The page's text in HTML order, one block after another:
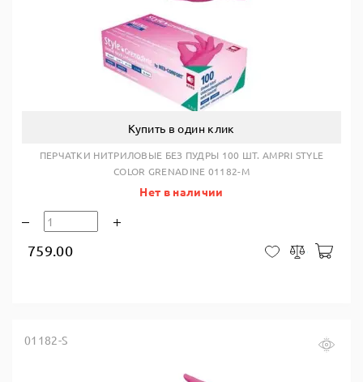
Купить в один клик
ПЕРЧАТКИ НИТРИЛОВЫЕ БЕЗ ПУДРЫ 100 ШТ. AMPRI STYLE
COLOR GRENADINE 01182-M
Нет в наличии
759.00 В закладки
Сравнить
01182-S